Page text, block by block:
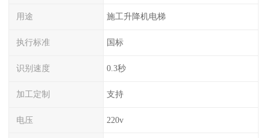
用途 施工升降机电梯
执行标准 国标
识别速度 0.3秒
加工定制 支持
电压 220v